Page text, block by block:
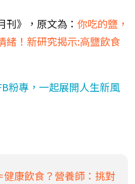
》，原文為： 你吃的鹽，
緒！新研究揭示:高鹽飲食
粉專，一起展開人生新風
康飲食？營養師：挑對